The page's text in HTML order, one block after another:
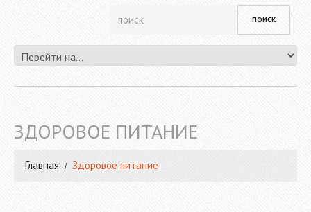
ЗДОРОВОЕ ПИТАНИЕ
Главная Здоровое питание